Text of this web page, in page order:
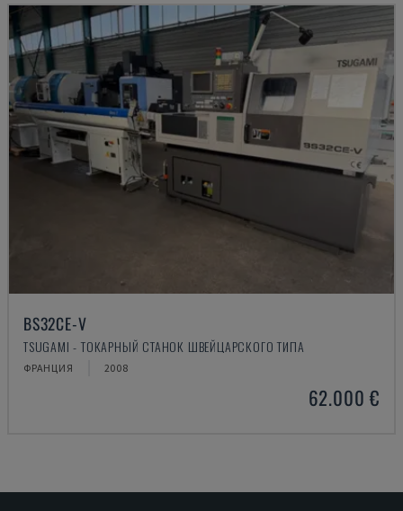
BS32CE-V
TSUGAMI - ТОКАРНЫЙ СТАНОК ШВЕЙЦАРСКОГО ТИПА
ФРАНЦИЯ 2008
62.000 €